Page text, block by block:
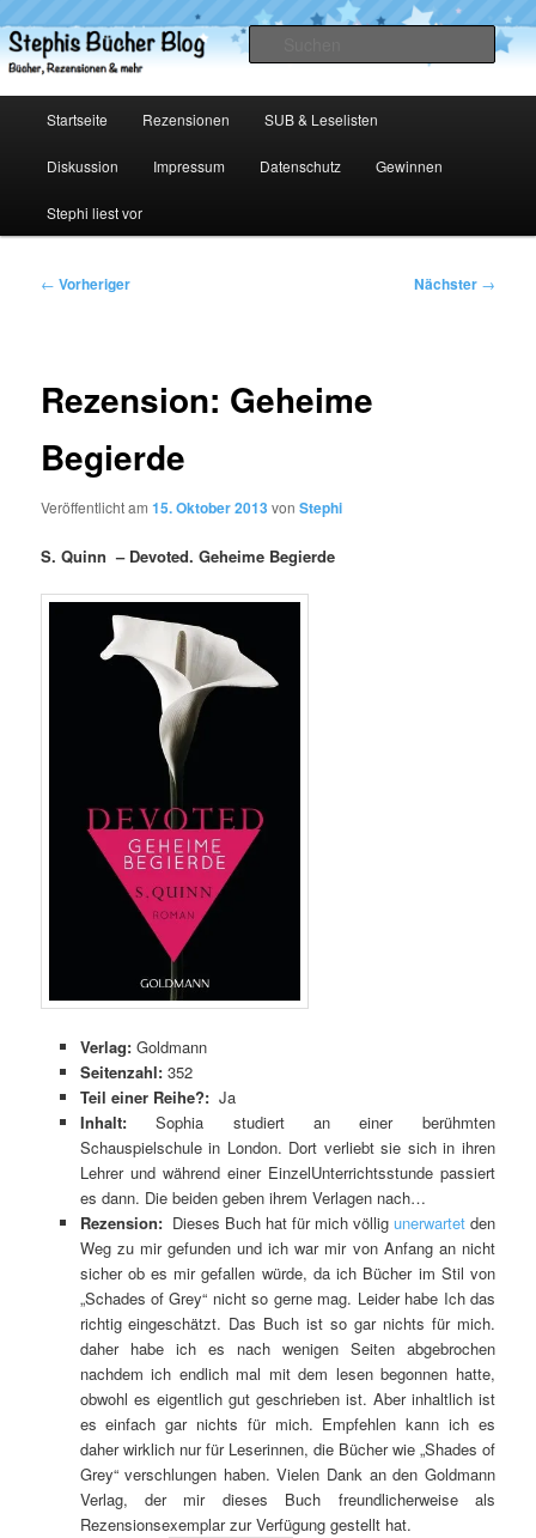
primären
Inhalt
Stephis Bücher Blog
Startseite Rezensionen SUB & Leselisten
Diskussion Impressum Datenschutz Gewinnen
Stephi liest vor
Beitragsnavigation
← Vorheriger Nächster →
Rezension: Geheime
Begierde
Veröffentlicht am15. Oktober 2013 vonStephi
S. Quinn – Devoted. Geheime Begierde
Verlag: Goldmann
Seitenzahl:352
Teil einer Reihe?: Ja
Inhalt:Sophia studiert an einer berühmten
Schauspielschule in London. Dort verliebt sie sich in ihren
Lehrer und während einer EinzelUnterrichtsstunde passiert
es dann. Die beiden geben ihrem Verlagen nach…
Rezension: Dieses Buch hat für mich völlig unerwartetden
Weg zu mir gefunden und ich war mir von Anfang an nicht
sicher ob es mir gefallen würde, da ich Bücher im Stil von
„Schades of Grey“ nicht so gerne mag. Leider habe Ich das
richtig eingeschätzt. Das Buch ist so gar nichts für mich.
daher habe ich es nach wenigen Seiten abgebrochen
nachdem ich endlich mal mit dem lesen begonnen hatte,
obwohl es eigentlich gut geschrieben ist. Aber inhaltlich ist
es einfach gar nichts für mich. Empfehlen kann ich es
daher wirklich nur für Leserinnen, die Bücher wie „Shades of
Grey“ verschlungen haben. Vielen Dank an den Goldmann
Verlag, der mir dieses Buch freundlicherweise als
Rezensionsexemplar zur Verfügung gestellt hat.